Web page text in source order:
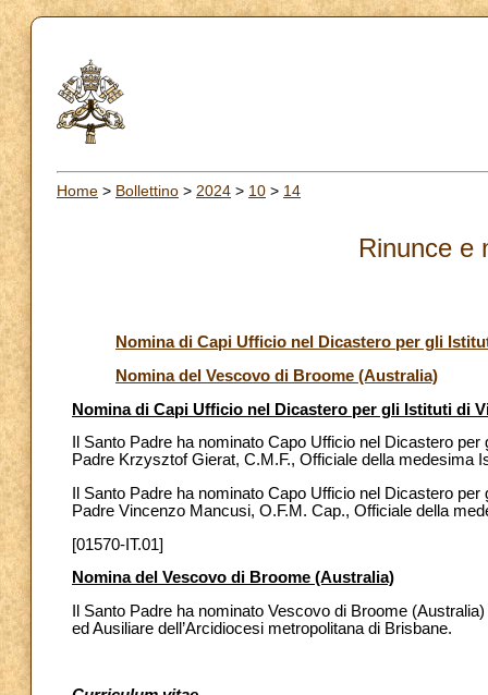
Home > Bollettino > 2024 > 10 > 14
Rinunce e
Nomina di Capi Ufficio nel Dicastero per gli
Nomina del Vescovo di Broome (Australia)
Nomina di Capi Ufficio nel Dicastero per gli Istituti di
Il Santo Padre ha nominato Capo Ufficio nel Dicastero
Padre Krzysztof Gierat, C.M.F., Officiale della medesima
Il Santo Padre ha nominato Capo Ufficio nel Dicastero
Padre Vincenzo Mancusi, O.F.M. Cap., Officiale della
[01570-IT.01]
Nomina del Vescovo di Broome (Australia)
Il Santo Padre ha nominato Vescovo di Broome
ed Ausiliare dell’Arcidiocesi metropolitana di Brisbane.